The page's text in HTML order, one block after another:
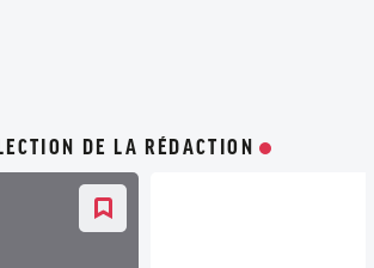
DE LA RÉDACTION